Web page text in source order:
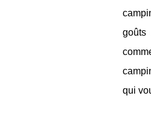
goûts
qui